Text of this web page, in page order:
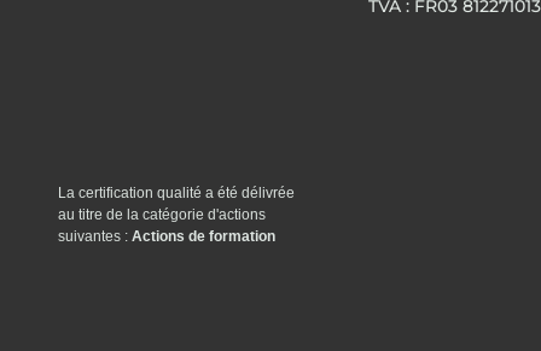
TVA : FR03 812271013
La certification qualité a été délivrée
au titre de la catégorie d'actions
suivantes : Actions de formation